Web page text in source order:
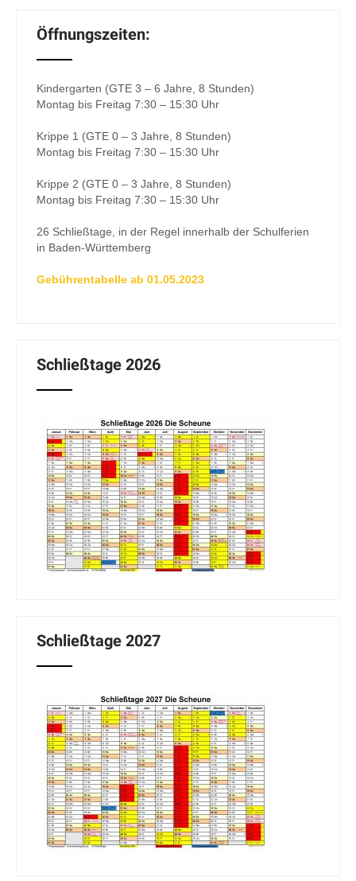
Öffnungszeiten:
Kindergarten (GTE 3 – 6 Jahre, 8 Stunden)
Montag bis Freitag 7:30 – 15:30 Uhr
Krippe 1 (GTE 0 – 3 Jahre, 8 Stunden)
Montag bis Freitag 7:30 – 15:30 Uhr
Krippe 2 (GTE 0 – 3 Jahre, 8 Stunden)
Montag bis Freitag 7:30 – 15:30 Uhr
26 Schließtage, in der Regel innerhalb der Schulferien
in Baden-Württemberg
Gebührentabelle ab 01.05.2023
Schließtage 2026
Schließtage 2027